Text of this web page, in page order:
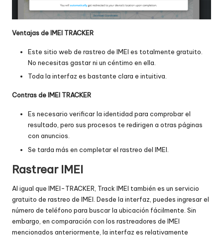
Ventajas de IMEI TRACKER
Este sitio web de rastreo de IMEI es totalmente gratuito.
No necesitas gastar ni un céntimo en ella.
Toda la interfaz es bastante clara e intuitiva.
Contras de IMEI TRACKER
Es necesario verificar la identidad para comprobar el
resultado, pero sus procesos te redirigen a otras páginas
con anuncios.
Se tarda más en completar el rastreo del IMEI.
Rastrear IMEI
Al igual que IMEI-TRACKER, Track IMEI también es un servicio
gratuito de rastreo de IMEI. Desde la interfaz, puedes ingresar el
número de teléfono para buscar la ubicación fácilmente. Sin
embargo, en comparación con los rastreadores de IMEI
mencionados anteriormente, la interfaz es relativamente